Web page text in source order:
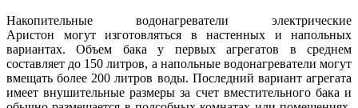
Накопительные водонагреватели электрические
Аристон могут изготовляться в настенных и напольных
вариантах. Объем бака у первых агрегатов в среднем
составляет до 150 литров, а напольные водонагреватели могут
вмещать более 200 литров воды. Последний вариант агрегата
имеет внушительные размеры за счет вместительного бака и